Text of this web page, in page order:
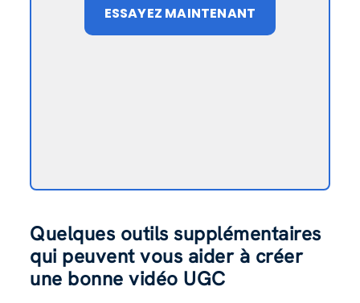
ESSAYEZ MAINTENANT
Quelques outils supplémentaires
qui peuvent vous aider à créer
une bonne vidéo UGC